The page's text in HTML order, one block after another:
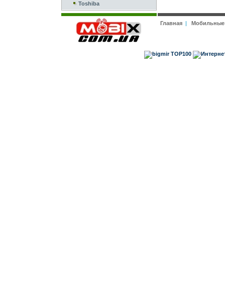
Toshiba
Главная|